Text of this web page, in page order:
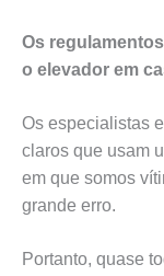
Os
o elevador em
Os especialistas
claros que usam
em que somos
grande erro.
Portanto, quase